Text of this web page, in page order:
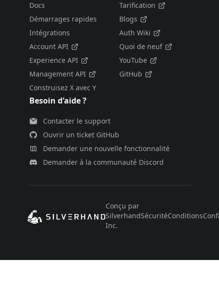
Docs
Démarrages rapides
Intégrations
Account API
Experience API
Management API
Construisez X avec Y
Tarification
Blogs
Auth Wiki
Quoi de neuf
YouTube
GitHub
Besoin d'aide ?
Contacter le support
Ouvrir un ticket GitHub
Demander une nouvelle fonctionnalité
Demander à la communauté Discord
Conçu par
Silverhand
Inc.
SécuritéConditions